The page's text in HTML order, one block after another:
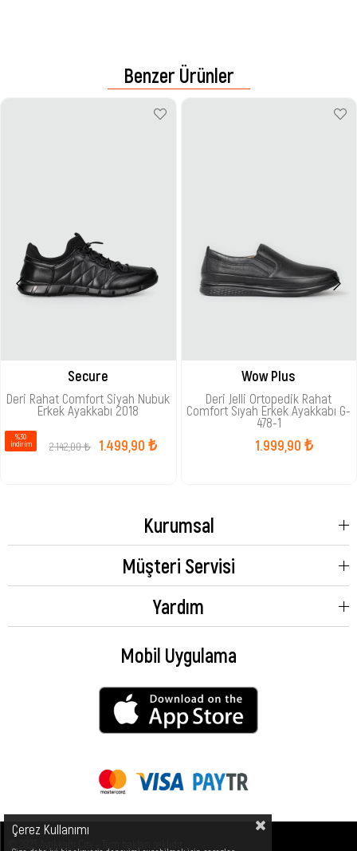
Benzer Ürünler
Secure
Deri Rahat Comfort Siyah Nubuk
Erkek Ayakkabı 2018
1.499,90 ₺
2.142,00 ₺
%30
i̇ndirim
Wow Plus
Deri Jelli Ortopedik Rahat
Comfort Sıyah Erkek Ayakkabı G-
478-1
1.999,90 ₺
Kurumsal
Müşteri Servisi
Yardım
Mobil Uygulama
Çerez Kullanımı